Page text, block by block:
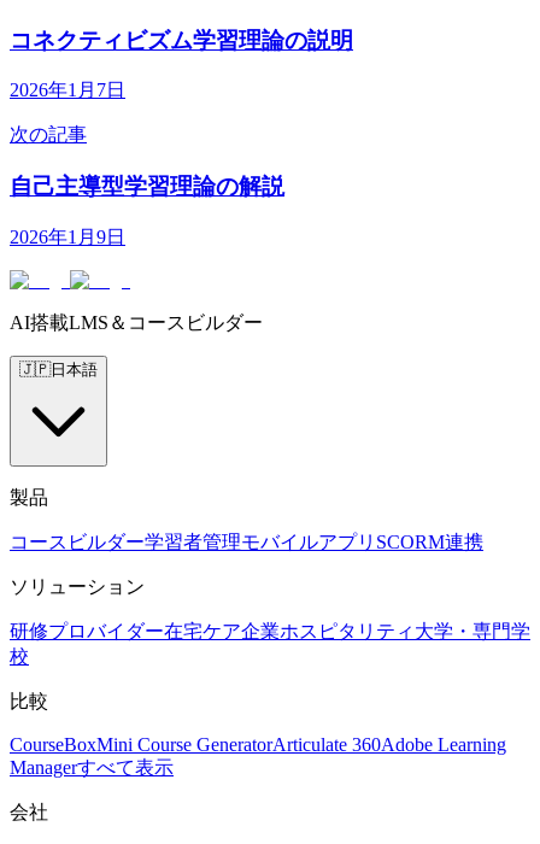
コネクティビズム学習理論の説明
2026年1月7日
次の記事
自己主導型学習理論の解説
2026年1月9日
AI搭載LMS＆コースビルダー
🇯🇵日本語
製品
コースビルダー学習者管理モバイルアプリ SCORM連携
ソリューション
研修プロバイダー在宅ケア企業ホスピタリティ 大学・専門学
校
比較
CourseBoxMini Course GeneratorArticulate 360Adobe Learning
Managerすべて表示
会社